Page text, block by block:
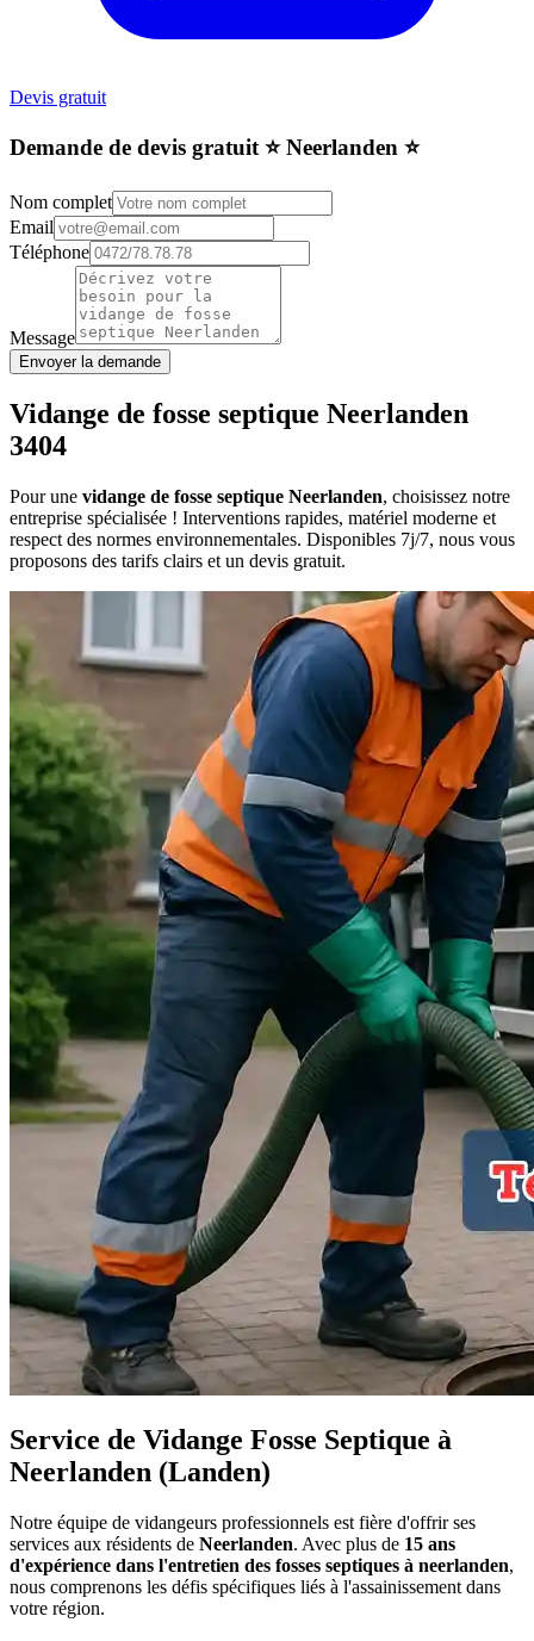
Devis gratuit
Demande de devis gratuit ⭐️ Neerlanden ⭐️
Nom complet
Email
Téléphone
Message
Envoyer la demande
Vidange de fosse septique Neerlanden
3404
Pour une vidange de fosse septique Neerlanden, choisissez notre
entreprise spécialisée ! Interventions rapides, matériel moderne et
respect des normes environnementales. Disponibles 7j/7, nous vous
proposons des tarifs clairs et un devis gratuit.
Service de Vidange Fosse Septique à
Neerlanden (Landen)
Notre équipe de vidangeurs professionnels est fière d'offrir ses
services aux résidents de Neerlanden. Avec plus de 15 ans
d'expérience dans l'entretien des fosses septiques à neerlanden,
nous comprenons les défis spécifiques liés à l'assainissement dans
votre région.